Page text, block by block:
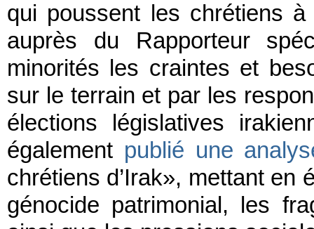
qui poussent les chrétiens
auprès du Rapporteur
minorités les craintes et
sur le terrain et par les
élections législatives
également publié une
chrétiens d’Irak», mettant en
génocide patrimonial, les